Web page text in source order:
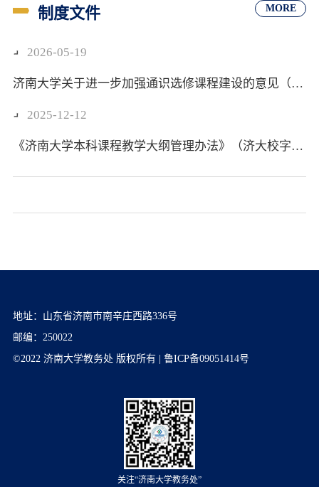
制度文件 MORE
2026-05-19
济南大学关于进一步加强通识选修课程建设的意见（济大教务处〔2026〕5号（总105号））
2025-12-12
《济南大学本科课程教学大纲管理办法》（济大校字〔2025〕89号）
地址：山东省济南市南辛庄西路336号
邮编：250022
©2022 济南大学教务处 版权所有 | 鲁ICP备09051414号
关注“济南大学教务处”